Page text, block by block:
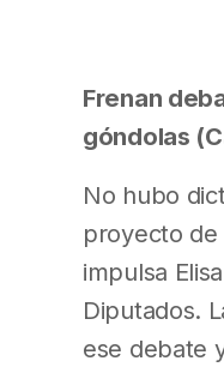
Frenan
góndolas
No hubo
proyecto de
impulsa
Diputados.
ese debate